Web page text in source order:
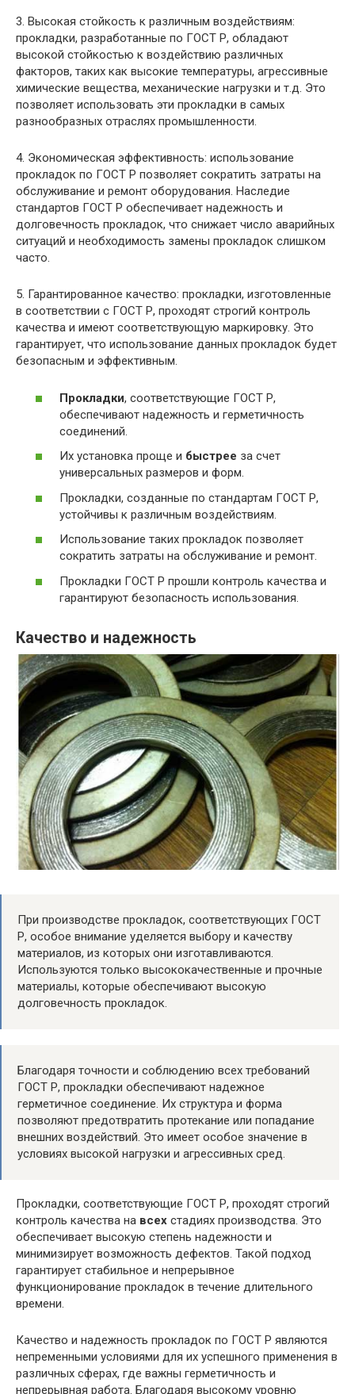
3. Высокая стойкость к различным воздействиям:
прокладки, разработанные по ГОСТ Р, обладают
высокой стойкостью к воздействию различных
факторов, таких как высокие температуры, агрессивные
химические вещества, механические нагрузки и т.д. Это
позволяет использовать эти прокладки в самых
разнообразных отраслях промышленности.
4. Экономическая эффективность: использование
прокладок по ГОСТ Р позволяет сократить затраты на
обслуживание и ремонт оборудования. Наследие
стандартов ГОСТ Р обеспечивает надежность и
долговечность прокладок, что снижает число аварийных
ситуаций и необходимость замены прокладок слишком
часто.
5. Гарантированное качество: прокладки, изготовленные
в соответствии с ГОСТ Р, проходят строгий контроль
качества и имеют соответствующую маркировку. Это
гарантирует, что использование данных прокладок будет
безопасным и эффективным.
Прокладки, соответствующие ГОСТ Р,
обеспечивают надежность и герметичность
соединений.
Их установка проще и быстрее за счет
универсальных размеров и форм.
Прокладки, созданные по стандартам ГОСТ Р,
устойчивы к различным воздействиям.
Использование таких прокладок позволяет
сократить затраты на обслуживание и ремонт.
Прокладки ГОСТ Р прошли контроль качества и
гарантируют безопасность использования.
Качество и надежность
При производстве прокладок, соответствующих ГОСТ
Р, особое внимание уделяется выбору и качеству
материалов, из которых они изготавливаются.
Используются только высококачественные и прочные
материалы, которые обеспечивают высокую
долговечность прокладок.
Благодаря точности и соблюдению всех требований
ГОСТ Р, прокладки обеспечивают надежное
герметичное соединение. Их структура и форма
позволяют предотвратить протекание или попадание
внешних воздействий. Это имеет особое значение в
условиях высокой нагрузки и агрессивных сред.
Прокладки, соответствующие ГОСТ Р, проходят строгий
контроль качества на всех стадиях производства. Это
обеспечивает высокую степень надежности и
минимизирует возможность дефектов. Такой подход
гарантирует стабильное и непрерывное
функционирование прокладок в течение длительного
времени.
Качество и надежность прокладок по ГОСТ Р являются
непременными условиями для их успешного применения в
различных сферах, где важны герметичность и
непрерывная работа. Благодаря высокому уровню